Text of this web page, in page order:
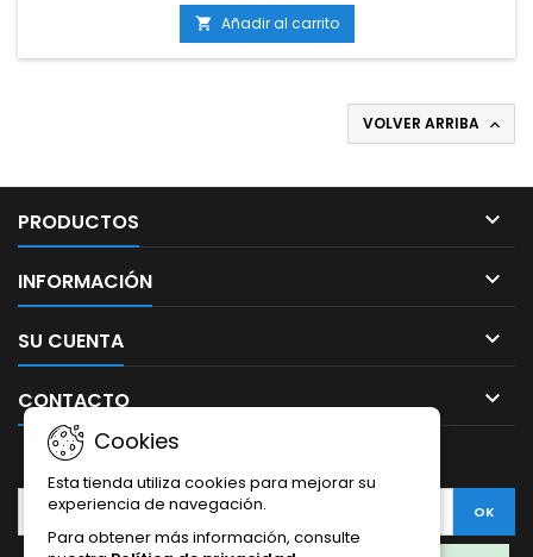
 Añadir al carrito
VOLVER ARRIBA 
PRODUCTOS 
INFORMACIÓN 
SU CUENTA 
CONTACTO 
Cookies
Esta tienda utiliza cookies para mejorar su
experiencia de navegación.
Para obtener más información, consulte